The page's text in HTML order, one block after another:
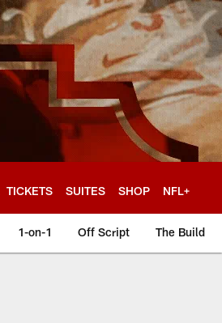
TICKETS SUITES SHOP NFL+
1-on-1 Off Script The Build